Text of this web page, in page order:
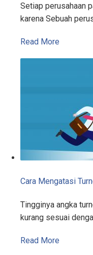
Setiap perusahaan
karena Sebuah
Read More
Cara Mengatasi
Tingginya angka
kurang sesuai
Read More